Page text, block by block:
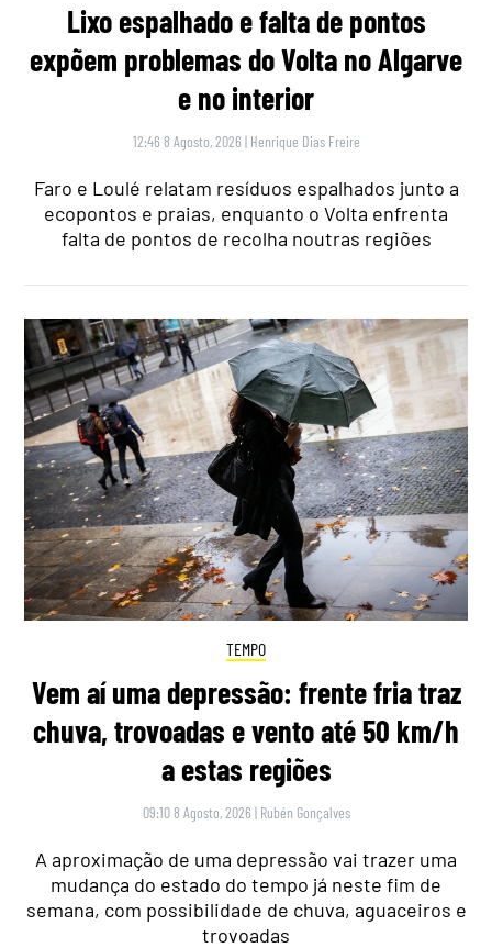
Lixo espalhado e falta de pontos
expõem problemas do Volta no Algarve
e no interior
12:46 8 Agosto, 2026 | Henrique Dias Freire
Faro e Loulé relatam resíduos espalhados junto a
ecopontos e praias, enquanto o Volta enfrenta
falta de pontos de recolha noutras regiões
TEMPO
Vem aí uma depressão: frente fria traz
chuva, trovoadas e vento até 50 km/h
a estas regiões
09:10 8 Agosto, 2026 | Rubén Gonçalves
A aproximação de uma depressão vai trazer uma
mudança do estado do tempo já neste fim de
semana, com possibilidade de chuva, aguaceiros e
trovoadas